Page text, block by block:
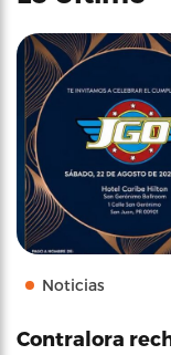
Noticias
Contralora